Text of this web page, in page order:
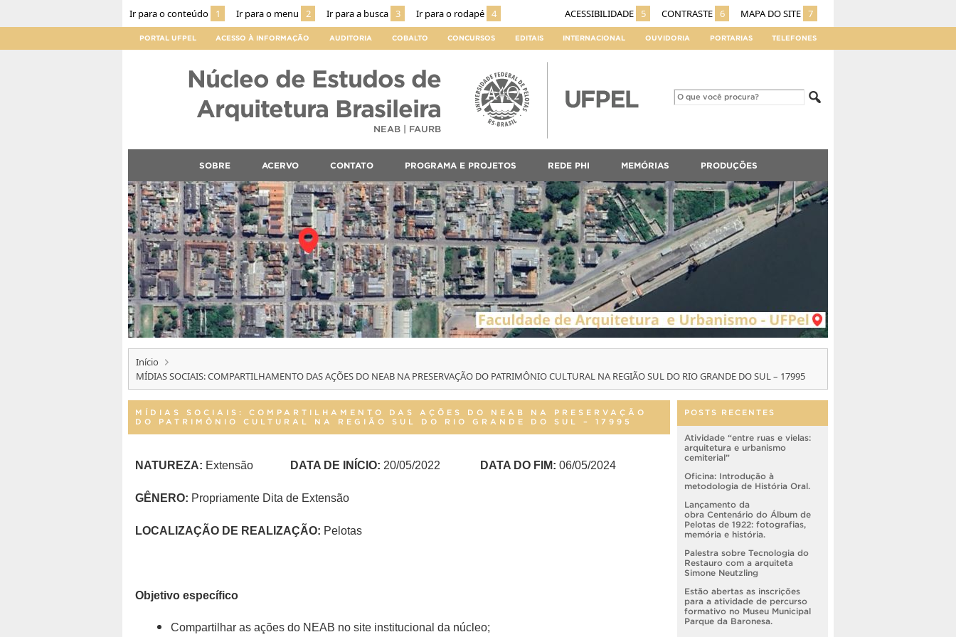
Ir para o conteúdo 1 Ir para o menu 2 Ir para a busca 3 Ir para o rodapé 4 ACESSIBILIDADE 5 CONTRASTE 6 MAPA DO SITE 7
PORTAL UFPEL ACESSO À INFORMAÇÃO AUDITORIA COBALTO CONCURSOS EDITAIS INTERNACIONAL OUVIDORIA PORTARIAS TELEFONES
Núcleo de Estudos de
Arquitetura Brasileira
NEAB | FAURB
SOBRE ACERVO CONTATO PROGRAMA E PROJETOS REDE PHI MEMÓRIAS PRODUÇÕES
Início
MÍDIAS SOCIAIS: COMPARTILHAMENTO DAS AÇÕES DO NEAB NA PRESERVAÇÃO DO PATRIMÔNIO CULTURAL NA REGIÃO SUL DO RIO GRANDE DO SUL – 17995
MÍDIAS SOCIAIS: COMPARTILHAMENTO DAS AÇÕES DO NEAB NA PRESERVAÇÃO
DO PATRIMÔNIO CULTURAL NA REGIÃO SUL DO RIO GRANDE DO SUL – 17995
NATUREZA: Extensão DATA DE INÍCIO: 20/05/2022 DATA DO FIM: 06/05/2024
GÊNERO: Propriamente Dita de Extensão
LOCALIZAÇÃO DE REALIZAÇÃO: Pelotas
Objetivo específico
Compartilhar as ações do NEAB no site institucional da núcleo;
POSTS RECENTES
Atividade “entre ruas e vielas:
arquitetura e urbanismo
cemiterial”
Oficina: Introdução à
metodologia de História Oral.
Lançamento da
obra Centenário do Álbum de
Pelotas de 1922: fotografias,
memória e história.
Palestra sobre Tecnologia do
Restauro com a arquiteta
Simone Neutzling
Estão abertas as inscrições
para a atividade de percurso
formativo no Museu Municipal
Parque da Baronesa.